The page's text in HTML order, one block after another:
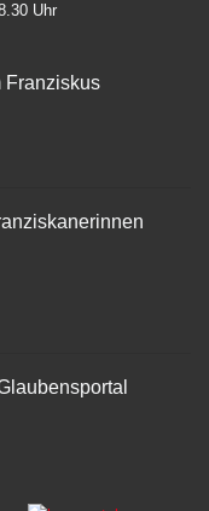
Uhr
Franziskus